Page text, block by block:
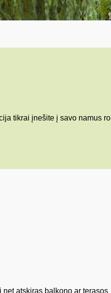
tikrai įnešite į savo namus
atskiras balkono ar terasos